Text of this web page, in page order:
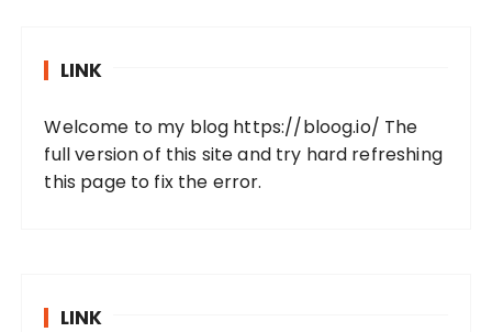
LINK
Welcome to my blog https://bloog.io/ The
full version of this site and try hard refreshing
this page to fix the error.
LINK